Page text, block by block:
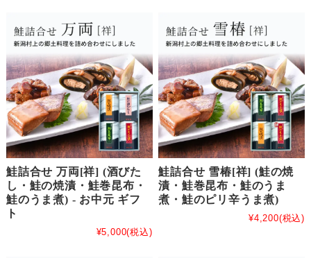
鮭詰合せ 万両[祥] (酒びた
し・鮭の焼漬・鮭巻昆布・
鮭のうま煮) - お中元 ギフ
ト
¥5,000(税込)
鮭詰合せ 雪椿[祥] (鮭の焼
漬・鮭巻昆布・鮭のうま
煮・鮭のピリ辛うま煮)
¥4,200(税込)